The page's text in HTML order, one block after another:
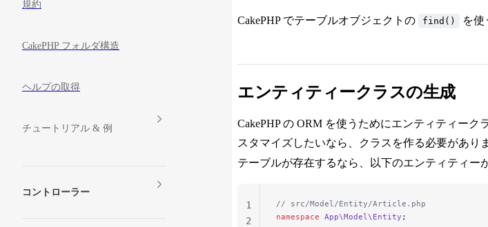
規約
CakePHP フォルダ構造
ヘルプの取得
チュートリアル & 例
コントローラー
CakePHP でテーブルオブジェクトの find() を使
エンティティークラスの生成
CakePHP の ORM を使うためにエンティティー
スタマイズしたいなら、クラスを作る必要があり
テーブルが存在するなら、以下のエンティティー
// src/Model/Entity/Article.php
namespace App\Model\Entity ;
1
2